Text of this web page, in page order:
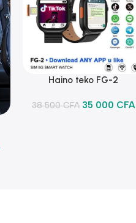
Ajouter Au Panier
Haino teko FG-2
38 500CFA 35 000 CFA